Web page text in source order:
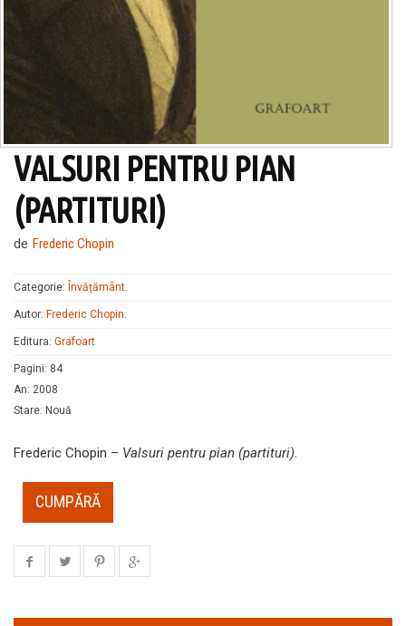
VALSURI PENTRU PIAN
(PARTITURI)
de Frederic Chopin
Categorie: Învățământ.
Autor: Frederic Chopin.
Editura: Grafoart
Pagini: 84
An: 2008
Stare: Nouă
Frederic Chopin – Valsuri pentru pian (partituri).
CUMPĂRĂ